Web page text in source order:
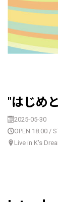
"はじめ
2025-05-30
OPEN 18:00 /
Live in K's